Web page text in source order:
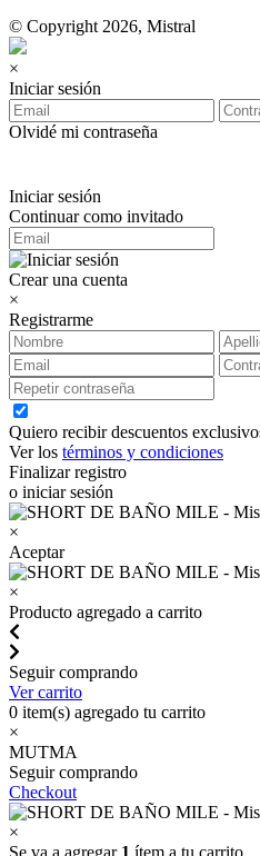
© Copyright 2026, Mistral
×
Iniciar sesión
Olvidé mi contraseña
Iniciar sesión
Continuar como invitado
Crear una cuenta
×
Registrarme
Quiero recibir descuentos
Ver los términos y condiciones
Finalizar registro
o iniciar sesión
×
Aceptar
×
Producto agregado a carrito
Seguir comprando
Ver carrito
0 item(s) agregado tu carrito
×
MUTMA
Seguir comprando
Checkout
×